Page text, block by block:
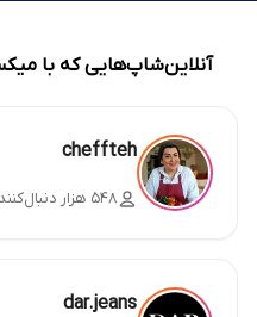
آنلاین‌شاپ‌هایی که با
cheffteh
۵۴۸ هزار دنبال‌کننده
dar.jeans